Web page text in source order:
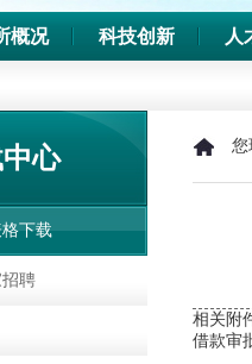
概况 科技创新 人
心
下载
聘
您
相关附
借款审